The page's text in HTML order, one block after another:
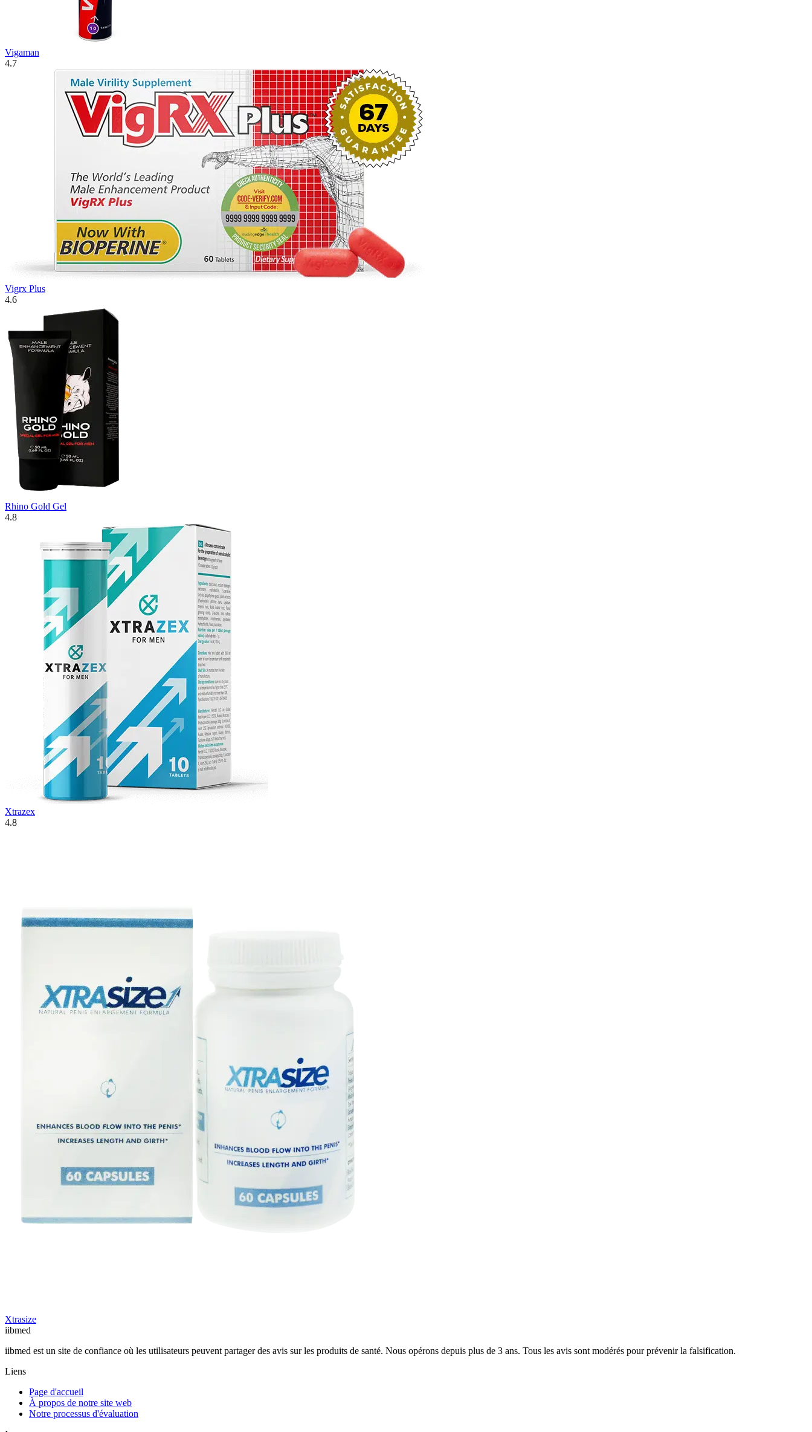
Vigaman
4.7
Vigrx Plus
4.6
Rhino Gold Gel
4.8
Xtrazex
4.8
Xtrasize
iibmed
iibmed est un site de confiance où les utilisateurs peuvent partager des avis sur les produits de santé. Nous opérons depuis plus de 3 ans. Tous les avis sont modérés pour prévenir la falsification.
Liens
Page d'accueil
À propos de notre site web
Notre processus d'évaluation